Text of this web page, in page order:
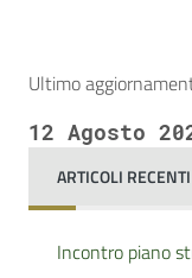
ARTICOLI RECENTI
Incontro piano
Ultimo
12 Agosto